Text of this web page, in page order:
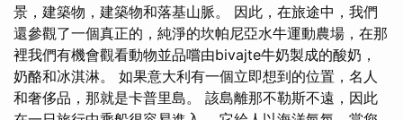
景，建築物，建築物和落基山脈。 因此，在旅途中，我們
還參觀了一個真正的，純淨的坎帕尼亞水牛運動農場，在那
裡我們有機會觀看動物並品嚐由bivajte牛奶製成的酸奶，
奶酪和冰淇淋。 如果意大利有一個立即想到的位置，名人
和奢侈品，那就是卡普里島。 該島離那不勒斯不遠，因此